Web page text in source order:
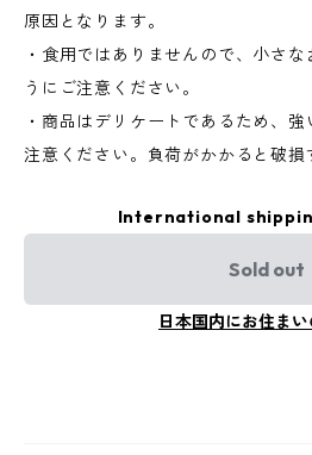
原因となります。
・食用ではありませんので、小さ
うにご注意ください。
・商品はデリケートであるため、
注意ください。負荷がかかると破損
International
Sold out
日本国内にお住ま